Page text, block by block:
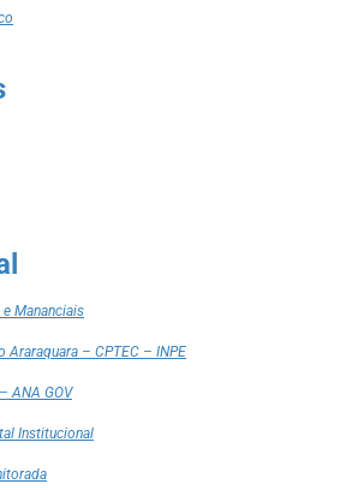
Mananciais
Araraquara – CPTEC – INPE
ANA GOV
Institucional